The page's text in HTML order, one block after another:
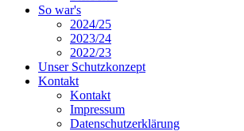
So war's
2024/25
2023/24
2022/23
Unser Schutzkonzept
Kontakt
Kontakt
Impressum
Datenschutzerklärung